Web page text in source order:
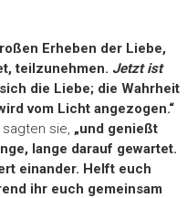
Erheben der Liebe,
teilzunehmen. Jetzt ist
die Liebe; die Wahrheit
vom Licht angezogen.“
sagten sie, „und genießt
lange darauf gewartet.
einander. Helft euch
ihr euch gemeinsam